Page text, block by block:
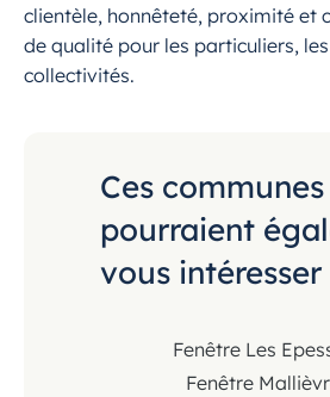
clientèle, honnêteté, proximité et
de qualité pour les particuliers,
collectivités.
Ces communes
pourraient
vous intéresser
Fenêtre Les
Fenêtre